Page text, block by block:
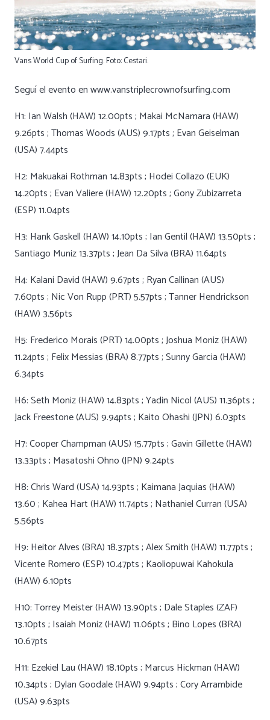
Vans World Cup of Surfing. Foto: Cestari.
Seguí el evento en www.vanstriplecrownofsurfing.com
H1: Ian Walsh (HAW) 12.00pts ; Makai McNamara (HAW)
9.26pts ; Thomas Woods (AUS) 9.17pts ; Evan Geiselman
(USA) 7.44pts
H2: Makuakai Rothman 14.83pts ; Hodei Collazo (EUK)
14.20pts ; Evan Valiere (HAW) 12.20pts ; Gony Zubizarreta
(ESP) 11.04pts
H3: Hank Gaskell (HAW) 14.10pts ; Ian Gentil (HAW) 13.50pts ;
Santiago Muniz 13.37pts ; Jean Da Silva (BRA) 11.64pts
H4: Kalani David (HAW) 9.67pts ; Ryan Callinan (AUS)
7.60pts ; Nic Von Rupp (PRT) 5.57pts ; Tanner Hendrickson
(HAW) 3.56pts
H5: Frederico Morais (PRT) 14.00pts ; Joshua Moniz (HAW)
11.24pts ; Felix Messias (BRA) 8.77pts ; Sunny Garcia (HAW)
6.34pts
H6: Seth Moniz (HAW) 14.83pts ; Yadin Nicol (AUS) 11.36pts ;
Jack Freestone (AUS) 9.94pts ; Kaito Ohashi (JPN) 6.03pts
H7: Cooper Champman (AUS) 15.77pts ; Gavin Gillette (HAW)
13.33pts ; Masatoshi Ohno (JPN) 9.24pts
H8: Chris Ward (USA) 14.93pts ; Kaimana Jaquias (HAW)
13.60 ; Kahea Hart (HAW) 11.74pts ; Nathaniel Curran (USA)
5.56pts
H9: Heitor Alves (BRA) 18.37pts ; Alex Smith (HAW) 11.77pts ;
Vicente Romero (ESP) 10.47pts ; Kaoliopuwai Kahokula
(HAW) 6.10pts
H10: Torrey Meister (HAW) 13.90pts ; Dale Staples (ZAF)
13.10pts ; Isaiah Moniz (HAW) 11.06pts ; Bino Lopes (BRA)
10.67pts
H11: Ezekiel Lau (HAW) 18.10pts ; Marcus Hickman (HAW)
10.34pts ; Dylan Goodale (HAW) 9.94pts ; Cory Arrambide
(USA) 9.63pts